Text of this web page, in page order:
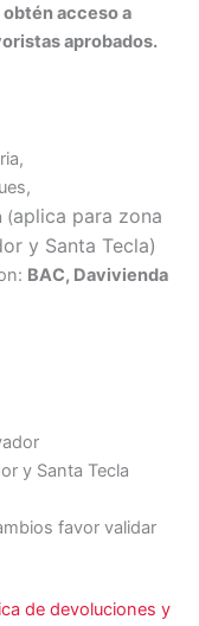
obtén acceso a
aprobados.
(aplica para zona
y Santa Tecla)
BAC, Davivienda
y Santa Tecla
favor validar
de devoluciones y